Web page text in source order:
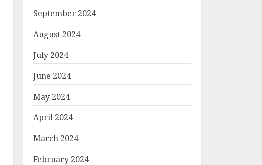
September 2024
August 2024
July 2024
June 2024
May 2024
April 2024
March 2024
February 2024